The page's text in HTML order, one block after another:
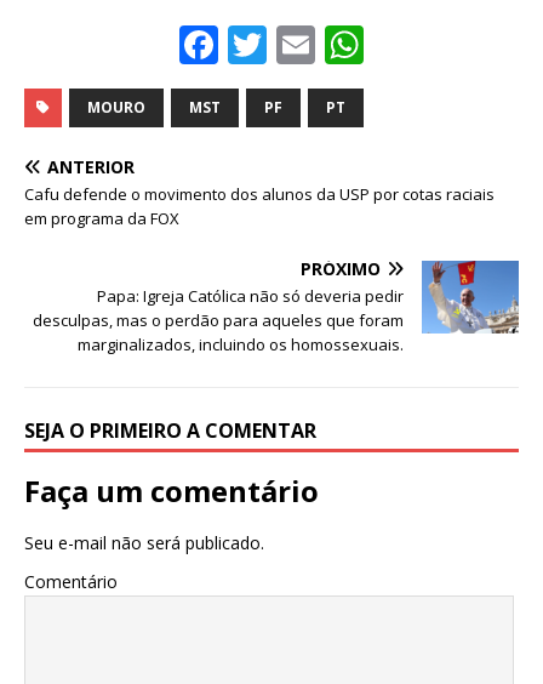
F
a
c
b
o
k
T
w
it
r
E
m
ai
A
p
MOURO MST PF PT
ANTERIOR
Cafu defende o movimento dos alunos da USP por cotas raciais
em programa da FOX
PRÓXIMO
Papa: Igreja Católica não só deveria pedir
desculpas, mas o perdão para aqueles que foram
marginalizados, incluindo os homossexuais.
SEJA O PRIMEIRO A COMENTAR
Faça um comentário
Seu e-mail não será publicado.
Comentário